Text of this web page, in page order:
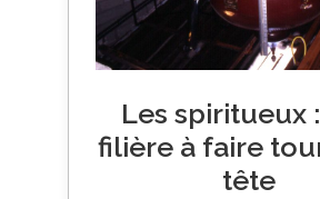
Les spiritueux
filière à faire
tête